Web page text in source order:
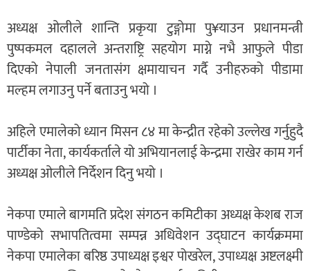
अध्यक्ष ओलीले शान्ति प्रकृया टुङ्गोमा पु¥याउन प्रधानमन्त्री
पुष्पकमल दहालले अन्तराष्ट्रि सहयोग माग्ने नभै आफुले पीडा
दिएको नेपाली जनतासंग क्षमायाचन गर्दै उनीहरुको पीडामा
मल्हम लगाउनु पर्ने बताउनु भयो ।
अहिले एमालेको ध्यान मिसन ८४ मा केन्द्रीत रहेको उल्लेख गर्नुहुदै
पार्टीका नेता, कार्यकर्ताले यो अभियानलाई केन्द्रमा राखेर काम गर्न
अध्यक्ष ओलीले निर्देशन दिनु भयो ।
नेकपा एमाले बागमति प्रदेश संगठन कमिटीका अध्यक्ष केशब राज
पाण्डेको सभापतित्वमा सम्पन्न अधिवेशन उद्घाटन कार्यक्रममा
नेकपा एमालेका बरिष्ठ उपाध्यक्ष इश्वर पोखरेल, उपाध्यक्ष अष्टलक्ष्मी